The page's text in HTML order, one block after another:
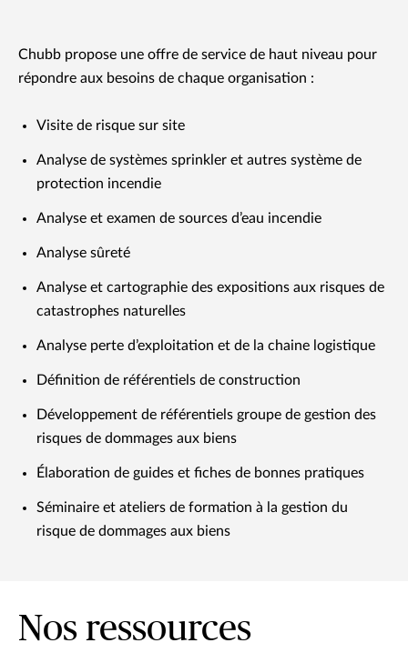
Chubb propose une offre de service de haut niveau pour
répondre aux besoins de chaque organisation :
Visite de risque sur site
Analyse de systèmes sprinkler et autres système de
protection incendie
Analyse et examen de sources d’eau incendie
Analyse sûreté
Analyse et cartographie des expositions aux risques de
catastrophes naturelles
Analyse perte d’exploitation et de la chaine logistique
Définition de référentiels de construction
Développement de référentiels groupe de gestion des
risques de dommages aux biens
Élaboration de guides et fiches de bonnes pratiques
Séminaire et ateliers de formation à la gestion du
risque de dommages aux biens
Nos ressources